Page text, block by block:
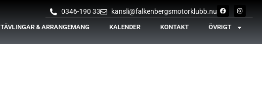
0346-190 33 kansli@falkenbergsmotorklubb.nu
TÄVLINGAR & ARRANGEMANG KALENDER KONTAKT ÖVRIGT